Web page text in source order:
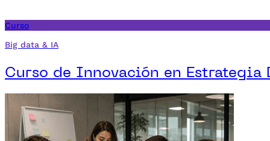
Curso
Big data & IA
Curso de Innovación en